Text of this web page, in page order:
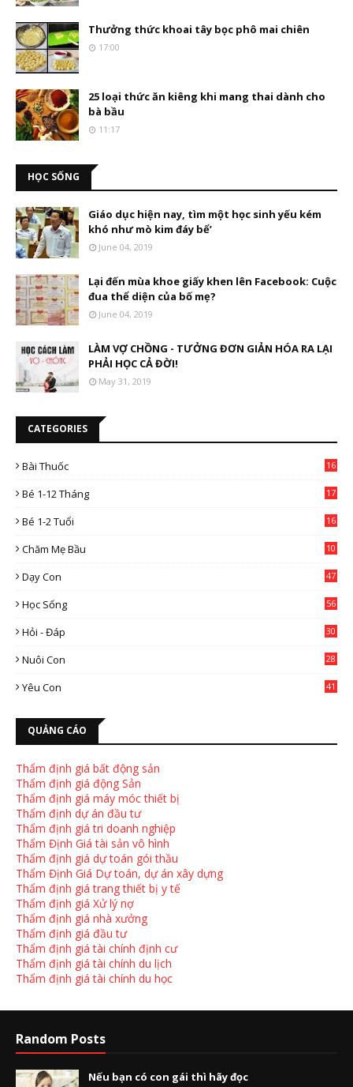
Thưởng thức khoai tây bọc phô mai chiên
17:00
25 loại thức ăn kiêng khi mang thai dành cho
bà bầu
11:17
HỌC SỐNG
Giáo dục hiện nay, tìm một học sinh yếu kém
khó như mò kim đáy bể’
June 04, 2019
Lại đến mùa khoe giấy khen lên Facebook: Cuộc
đua thể diện của bố mẹ?
June 04, 2019
LÀM VỢ CHỒNG - TƯỞNG ĐƠN GIẢN HÓA RA LẠI
PHẢI HỌC CẢ ĐỜI!
May 31, 2019
CATEGORIES
Bài Thuốc
16
Bé 1-12 Tháng 17
Bé 1-2 Tuổi 16
Chăm Mẹ Bầu
10
Dạy Con
47
Học Sống 56
Hỏi - Đáp 30
Nuôi Con
28
Yêu Con
41
QUẢNG CÁO
Thẩm định giá bất động sản
Thẩm định giá động Sản
Thẩm định giá máy móc thiết bị
Thẩm định dự án đầu tư
Thẩm định giá tri doanh nghiệp
Thẩm Định Giá tài sản vô hình
Thẩm định giá dự toán gói thầu
Thẩm Định Giá Dự toán, dự án xây dựng
Thẩm định giá trang thiết bị y tế
Thẩm định giá Xử lý nợ
Thẩm định giá nhà xưởng
Thẩm định giá đầu tư
Thẩm định giá tài chính định cư
Thẩm định giá tài chính du lịch
Thẩm định giá tài chính du học
Random Posts
Nếu bạn có con gái thì hãy đọc